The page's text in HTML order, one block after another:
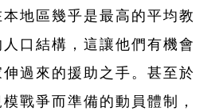
地區幾乎是最高的平均教
口結構，這讓他們有機會
過來的援助之手。甚至於
戰爭而準備的動員體制，